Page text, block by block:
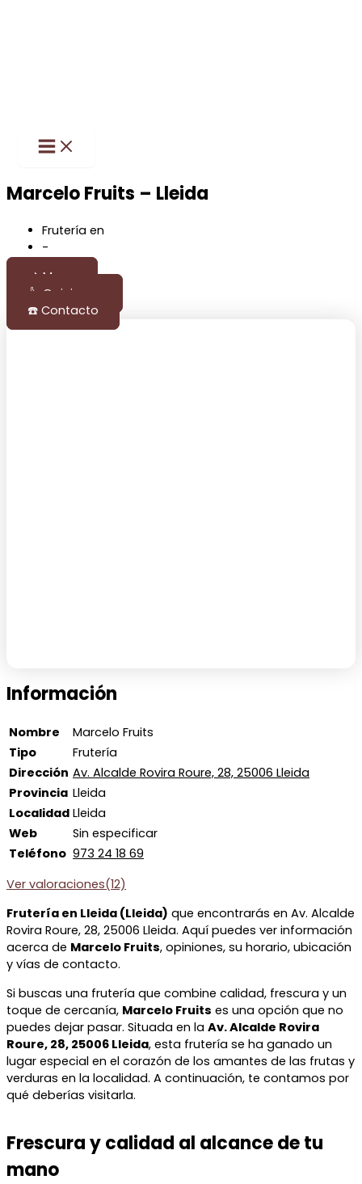
Marcelo Fruits – Lleida
Frutería en
-
📌 Mapa
👍 Opiniones
☎️ Contacto
Información
Nombre
Marcelo Fruits
Tipo
Frutería
Dirección Av. Alcalde Rovira Roure, 28, 25006 Lleida
Provincia Lleida
Localidad Lleida
Web
Sin especificar
Teléfono 973 24 18 69
Ver valoraciones(12)
Frutería en Lleida (Lleida) que encontrarás en Av. Alcalde
Rovira Roure, 28, 25006 Lleida. Aquí puedes ver información
acerca de Marcelo Fruits, opiniones, su horario, ubicación
y vías de contacto.
Si buscas una frutería que combine calidad, frescura y un
toque de cercanía, Marcelo Fruits es una opción que no
puedes dejar pasar. Situada en la Av. Alcalde Rovira
Roure, 28, 25006 Lleida, esta frutería se ha ganado un
lugar especial en el corazón de los amantes de las frutas y
verduras en la localidad. A continuación, te contamos por
qué deberías visitarla.
Frescura y calidad al alcance de tu
mano